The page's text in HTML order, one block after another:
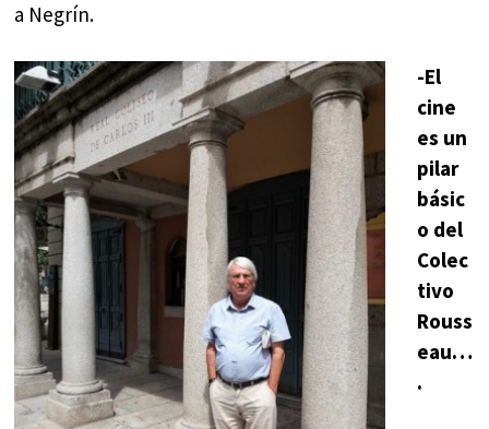
a Negrín.
-El
cine
es un
pilar
básic
o del
Colec
tivo
Rouss
eau…
.